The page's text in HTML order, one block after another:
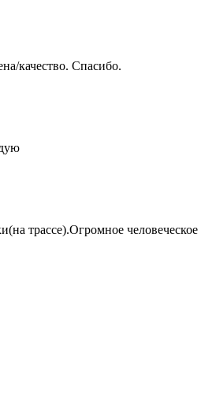
качество. Спасибо.
трассе).Огромное человеческое